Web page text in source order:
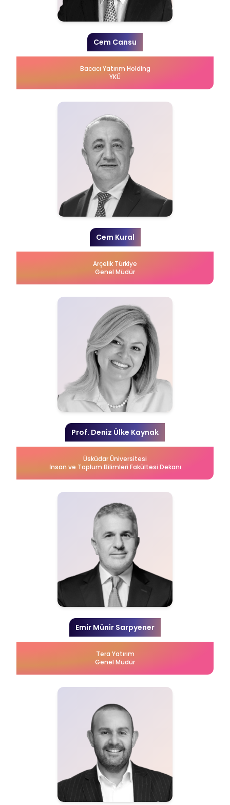
Cem Cansu
Bacacı Yatırım Holding
YKÜ
Cem Kural
Arçelik Türkiye
Genel Müdür
Prof. Deniz Ülke Kaynak
Üsküdar Üniversitesi
İnsan ve Toplum Bilimleri Fakültesi Dekanı
Emir Münir Sarpyener
Tera Yatırım
Genel Müdür